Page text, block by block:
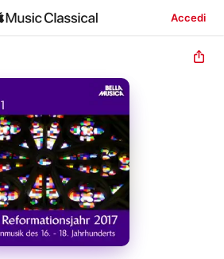
Accedi